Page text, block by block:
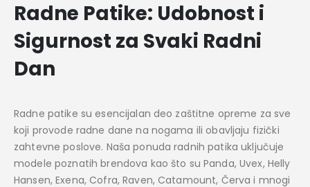
Radne Patike: Udobnost i
Sigurnost za Svaki Radni
Dan
Radne patike su esencijalan deo zaštitne opreme za sve
koji provode radne dane na nogama ili obavljaju fizički
zahtevne poslove. Naša ponuda radnih patika uključuje
modele poznatih brendova kao što su Panda, Uvex, Helly
Hansen, Exena, Cofra, Raven, Catamount, Červa i mnogi